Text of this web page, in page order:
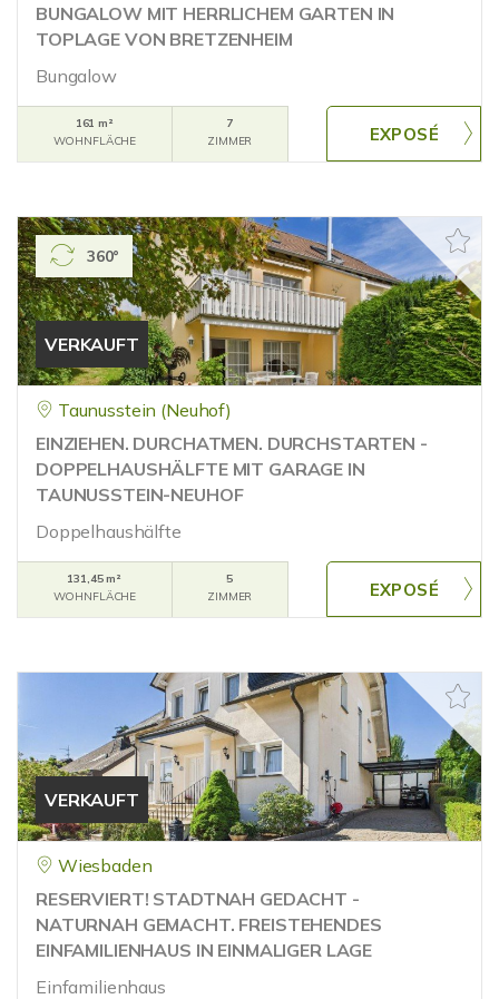
BUNGALOW MIT HERRLICHEM GARTEN IN
TOPLAGE VON BRETZENHEIM
Bungalow
161 m²
WOHNFLÄCHE
7
ZIMMER
VERKAUFT
360°
Taunusstein (Neuhof)
EINZIEHEN. DURCHATMEN. DURCHSTARTEN -
DOPPELHAUSHÄLFTE MIT GARAGE IN
TAUNUSSTEIN-NEUHOF
Doppelhaushälfte
131,45 m²
WOHNFLÄCHE
5
ZIMMER
VERKAUFT
Wiesbaden
RESERVIERT! STADTNAH GEDACHT -
NATURNAH GEMACHT. FREISTEHENDES
EINFAMILIENHAUS IN EINMALIGER LAGE
Einfamilienhaus